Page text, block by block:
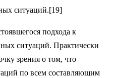
ситуаций.[19]
подхода к
ситуаций. Практически
зрения о том, что
по всем составляющим